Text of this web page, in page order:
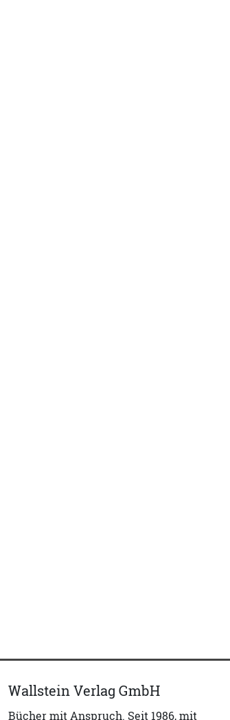
Wallstein Verlag GmbH
Bücher mit Anspruch. Seit 1986, mit